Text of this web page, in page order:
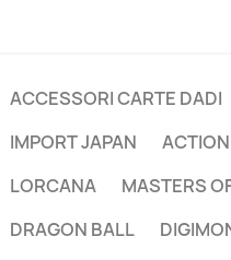
ACCESSORI CARTE DADI
IMPORT JAPAN
LORCANA
MASTERS
DRAGON BALL